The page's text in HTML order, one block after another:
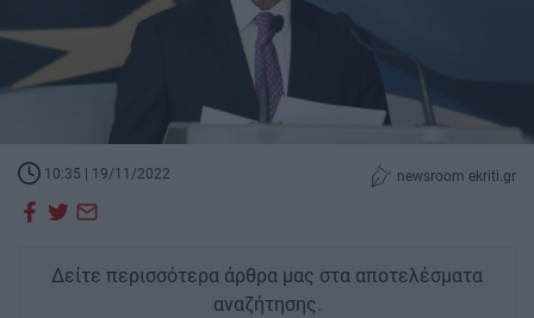
10:35 | 19/11/2022 newsroom ekriti.gr
Δείτε περισσότερα άρθρα μας στα αποτελέσματα
αναζήτησης.